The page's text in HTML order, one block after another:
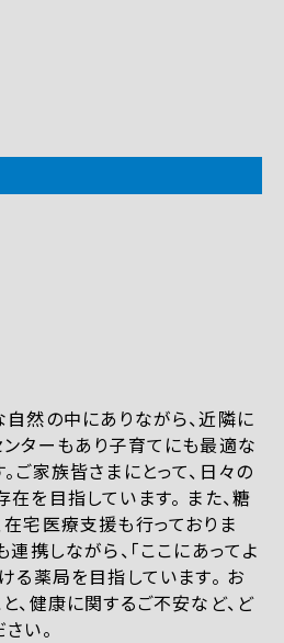
然の中にありながら、近隣に
ターもあり子育てにも最適な
ご家族皆さまにとって、日々の
を目指しています。 また、糖
宅医療支援も行っておりま
携しながら、「ここにあってよ
る薬局を目指しています。 お
、健康に関するご不安など、ど
い。